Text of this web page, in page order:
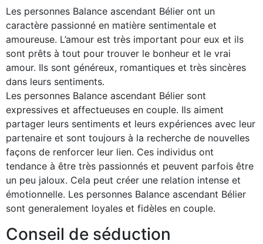
Les personnes Balance ascendant Bélier ont un
caractère passionné en matière sentimentale et
amoureuse. L’amour est très important pour eux et ils
sont prêts à tout pour trouver le bonheur et le vrai
amour. Ils sont généreux, romantiques et très sincères
dans leurs sentiments.
Les personnes Balance ascendant Bélier sont
expressives et affectueuses en couple. Ils aiment
partager leurs sentiments et leurs expériences avec leur
partenaire et sont toujours à la recherche de nouvelles
façons de renforcer leur lien. Ces individus ont
tendance à être très passionnés et peuvent parfois être
un peu jaloux. Cela peut créer une relation intense et
émotionnelle. Les personnes Balance ascendant Bélier
sont generalement loyales et fidèles en couple.
Conseil de séduction